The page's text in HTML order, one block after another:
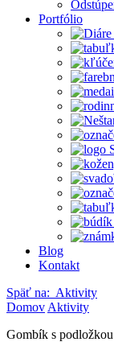
Portfólio
Blog
Kontakt
Späť na: Aktivity
Domov Aktivity
Gombík s